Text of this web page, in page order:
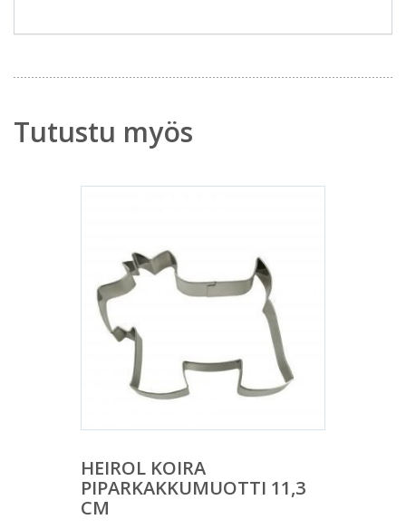
Tutustu myös
HEIROL KOIRA
PIPARKAKKUMUOTTI 11,3
CM